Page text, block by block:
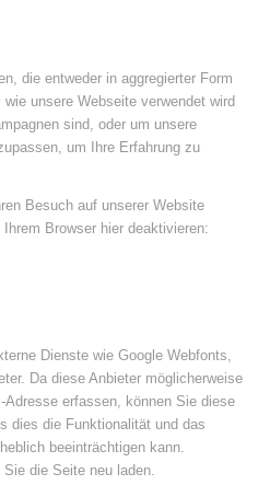
die entweder in aggregierter Form
unsere Webseite verwendet wird
sind, oder um unsere
um Ihre Erfahrung zu
Besuch auf unserer Website
Browser hier deaktivieren:
Dienste wie Google Webfonts,
Da diese Anbieter möglicherweise
Adresse erfassen, können Sie diese
dies die Funktionalität und das
beeinträchtigen kann.
die Seite neu laden.